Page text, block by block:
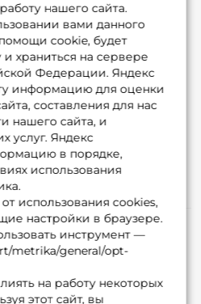
нашего сайта.
вами данного
cookie, будет
храниться на сервере
Федерации. Яндекс
информацию для оценки
составления для нас
нашего сайта, и
услуг. Яндекс
в порядке,
использования
использования cookies,
настройки в браузере.
инструмент —
metrika/general/opt-
на работу некоторых
этот сайт, вы
2026
bonus
Гуру
программа